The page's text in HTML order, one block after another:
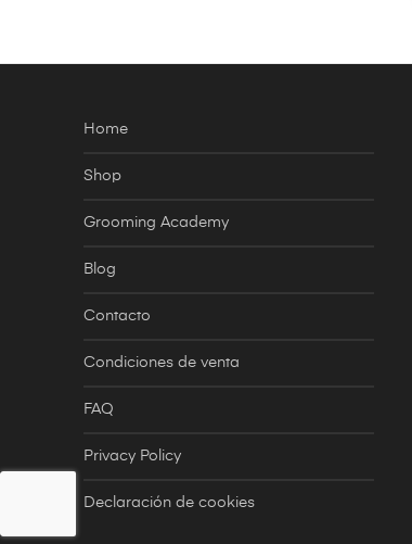
Home
Shop
Grooming Academy
Blog
Contacto
Condiciones de venta
FAQ
Privacy Policy
Declaración de cookies